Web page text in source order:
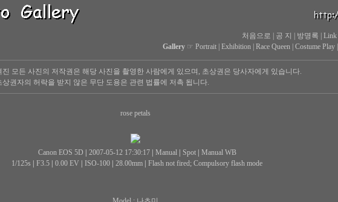
처음으로 공 지 방명록 Link|
Gallery☞ Portrait| Exhibition| Race Queen| Costume Play|
진 모든 사진의 저작권은 해당 사진을 촬영한 사람에게 있으며, 초상권은 당사자에게 있습니다.
상권자의 허락을 받지 않은 무단 도용은 관련 법률에 저촉 됩니다.
rose petals
Canon EOS 5D 2007-05-12 17:30:17| Manual| Spot| Manual WB
1/125s
F3.5 0.00 EV ISO-100 28.00mm Flash not fired; Compulsory flash mode